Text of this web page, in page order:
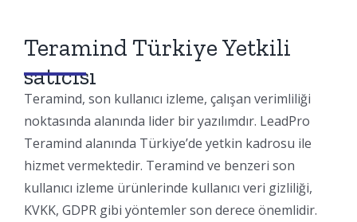
Teramind Türkiye Yetkili
satıcısı
Teramind, son kullanıcı izleme, çalışan verimliliği
noktasında alanında lider bir yazılımdır. LeadPro
Teramind alanında Türkiye’de yetkin kadrosu ile
hizmet vermektedir. Teramind ve benzeri son
kullanıcı izleme ürünlerinde kullanıcı veri gizliliği,
KVKK, GDPR gibi yöntemler son derece önemlidir.